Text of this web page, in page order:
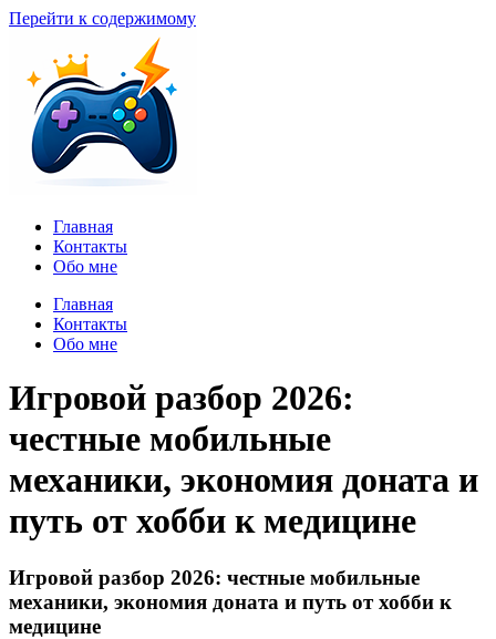
Перейти к содержимому
Главная
Контакты
Обо мне
Главная
Контакты
Обо мне
Игровой разбор 2026:
честные мобильные
механики, экономия доната и
путь от хобби к медицине
Игровой разбор 2026: честные мобильные
механики, экономия доната и путь от хобби к
медицине